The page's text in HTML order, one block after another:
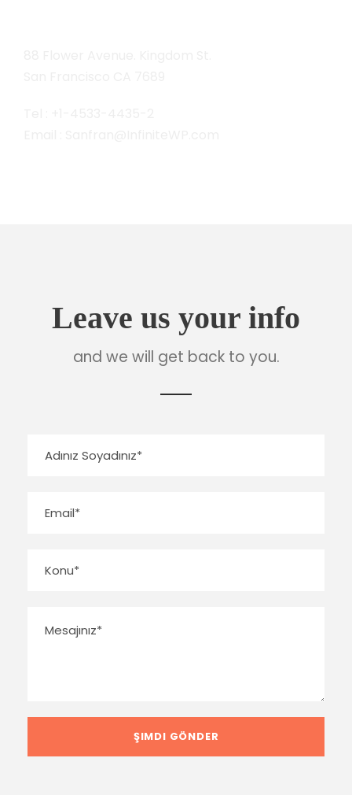
Leave us your info
and we will get back to you.